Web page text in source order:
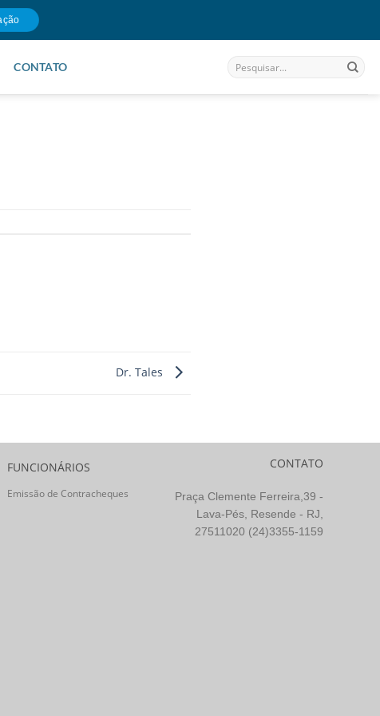
CONTATO
Dr. Tales
FUNCIONÁRIOS
Emissão de Contracheques
CONTATO
Praça Clemente Ferreira,39 -
Lava-Pés, Resende - RJ,
27511020 (24)3355-1159